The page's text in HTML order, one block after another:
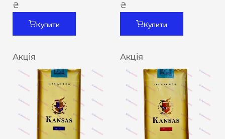
₴
Купити
₴
Купити
Акція Акція